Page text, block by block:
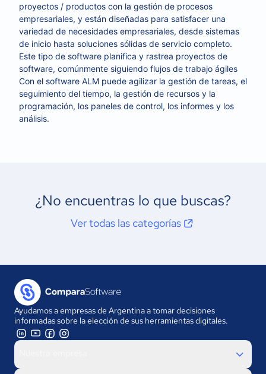
proyectos / productos con la gestión de procesos
empresariales, y están diseñadas para satisfacer una
variedad de necesidades empresariales, desde sistemas
de inicio hasta soluciones sólidas de servicio completo.
Este tipo de software planifica y rastrea proyectos de
software, comúnmente siguiendo flujos de trabajo ágiles
Con el software ALM puede agilizar la gestión de tareas, el
seguimiento del tiempo, la gestión de recursos y la
programación, los paneles de control, los informes y los
análisis.
¿No encuentras lo que buscas?
Ver todas las categorías
Ayudamos a empresas de Argentina a tomar decisiones
informadas sobre la elección de sus herramientas digitales.